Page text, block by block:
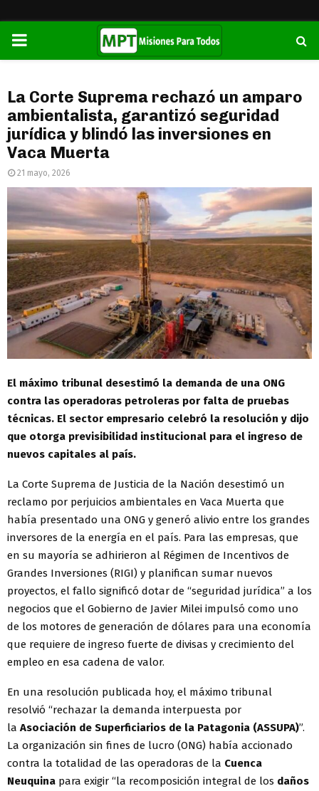
PRIMARY
La Corte Suprema rechazó un amparo
ambientalista, garantizó seguridad
jurídica y blindó las inversiones en
Vaca Muerta
21 mayo, 2026
El máximo tribunal desestimó la demanda de una ONG
contra las operadoras petroleras por falta de pruebas
técnicas. El sector empresario celebró la resolución y dijo
que otorga previsibilidad institucional para el ingreso de
nuevos capitales al país.
La Corte Suprema de Justicia de la Nación desestimó un
reclamo por perjuicios ambientales en Vaca Muerta que
había presentado una ONG y generó alivio entre los grandes
inversores de la energía en el país. Para las empresas, que
en su mayoría se adhirieron al Régimen de Incentivos de
Grandes Inversiones (RIGI) y planifican sumar nuevos
proyectos, el fallo significó dotar de “seguridad jurídica” a los
negocios que el Gobierno de Javier Milei impulsó como uno
de los motores de generación de dólares para una economía
que requiere de ingreso fuerte de divisas y crecimiento del
empleo en esa cadena de valor.
En una resolución publicada hoy, el máximo tribunal
resolvió “rechazar la demanda interpuesta por
la Asociación de Superficiarios de la Patagonia (ASSUPA)”.
La organización sin fines de lucro (ONG) había accionado
contra la totalidad de las operadoras de la Cuenca
Neuquina para exigir “la recomposición integral de los daños